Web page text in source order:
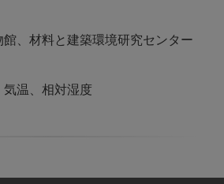
、材料と建築環境研究センター
気温、相対湿度